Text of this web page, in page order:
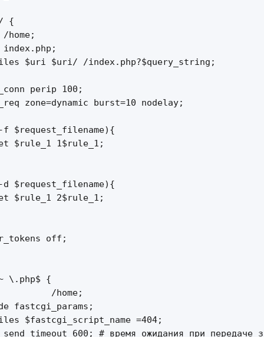
{
home;
$uri $uri/ /index.php?$query_string;
perip 100;
zone=dynamic burst=10 nodelay;
$request_filename){
$rule_1 1$rule_1;
$request_filename){
$rule_1 2$rule_1;
off;
\.php$ {
/home;
fastcgi_params;
$fastcgi_script_name =404;
600; # время ожидания при передаче